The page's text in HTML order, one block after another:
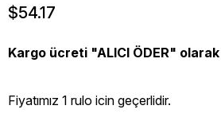
$54.17
Kargo ücreti "ALICI ÖDER"
Fiyatımız 1 rulo icin geçerlidir.